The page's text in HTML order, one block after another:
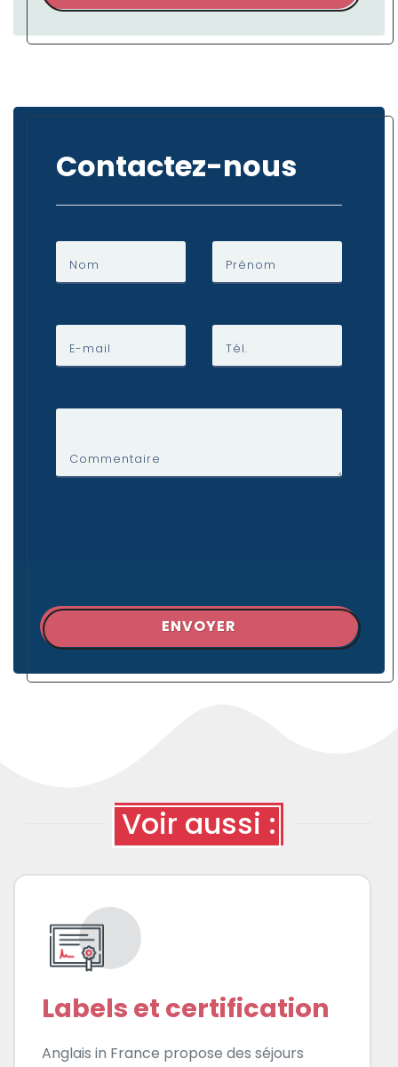
Contactez-nous
Nom Prénom
E-mail Tél.
Commentaire
ENVOYER
Voir aussi :
Labels et certification
Anglais in France propose des séjours